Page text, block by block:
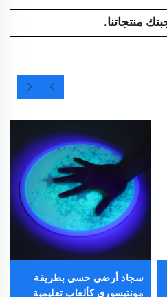
منتجاتنا.
سجاد أرضي حسي بطريقة
مونتيسوري كألعاب تعليمية